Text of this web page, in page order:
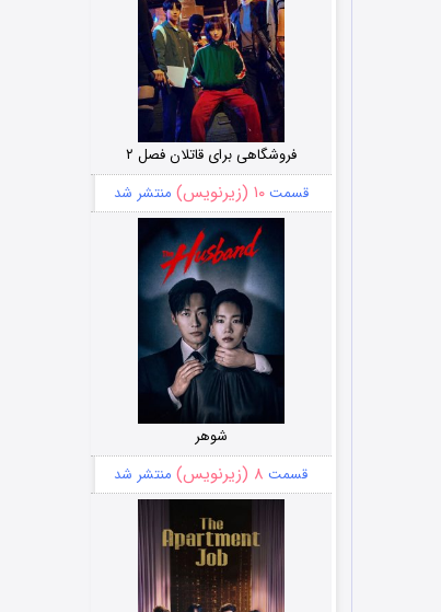
فروشگاهی برای قاتلان فصل ۲
قسمت۱۰ (زیرنویس) منتشر شد
شوهر
قسمت ۸ (زیرنویس) منتشر شد